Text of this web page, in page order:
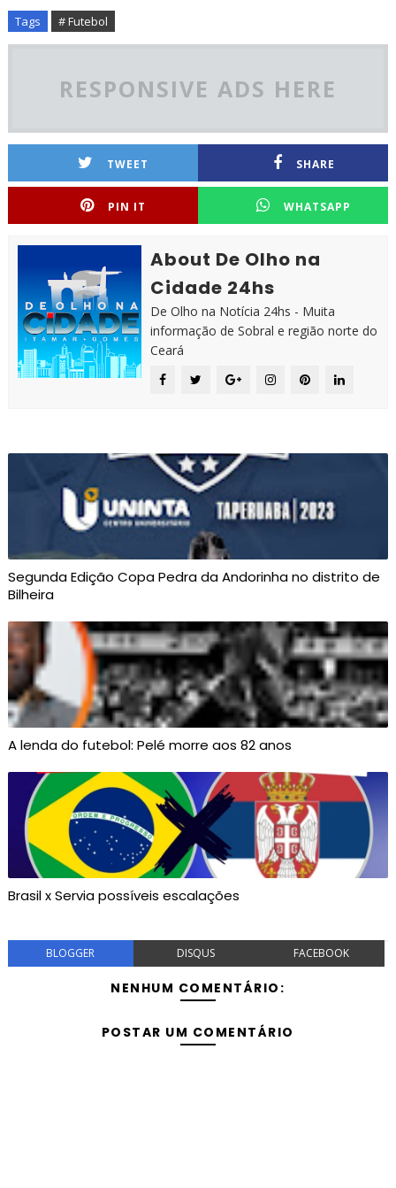
Tags # Futebol
RESPONSIVE ADS HERE
TWEET SHARE
PIN IT WHATSAPP
About De Olho na
Cidade 24hs
De Olho na Notícia 24hs - Muita
informação de Sobral e região norte do
Ceará
Segunda Edição Copa Pedra da Andorinha no distrito de
Bilheira
A lenda do futebol: Pelé morre aos 82 anos
Brasil x Servia possíveis escalações
BLOGGER DISQUS FACEBOOK
NENHUM COMENTÁRIO:
POSTAR UM COMENTÁRIO